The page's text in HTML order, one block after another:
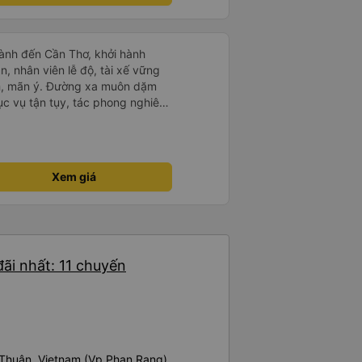
đến Cần Thơ, khởi hành
nhân viên lễ độ, tài xế vững
vụ tận tụy, tác phong nghiêm
tiền vội vã. Xã hội loạn đạo.
Xem giá
nhất: 11 chuyến